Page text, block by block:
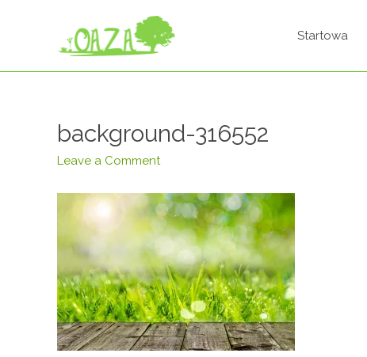
Startowa
background-316552
Leave a Comment